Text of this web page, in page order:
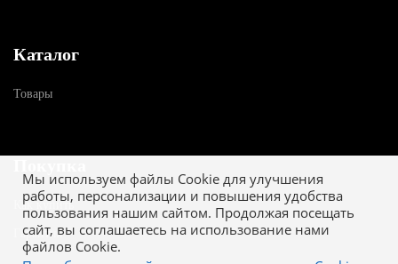
Мы используем файлы Cookie для улучшения
работы, персонализации и повышения удобства
пользования нашим сайтом. Продолжая посещать
сайт, вы соглашаетесь на использование нами
файлов Cookie.
Каталог
Товары
Как купить
Гарантия